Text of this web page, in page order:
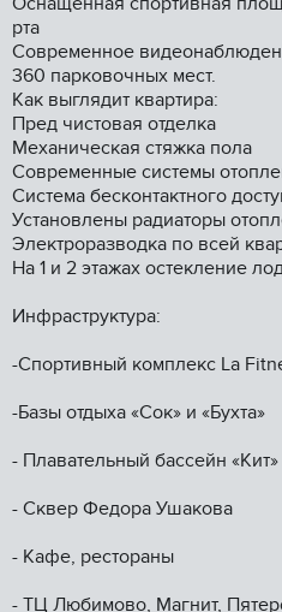
рта
Современное
360 парковочных мест.
Как выглядит квартира:
Пред чистовая отделка
Механическая стяжка пола
Современные системы
Система бесконтактного
Установлены радиаторы
Электроразводка по всей
На 1 и 2 этажах остекление
Инфраструктура:
-Спортивный комплекс Lа
-Базы отдыха «Сок» и «Бухта»
- Плавательный бассейн «Кит»
- Сквер Федора Ушакова
- Кафе, рестораны
- ТЦ Любимово, Магнит,